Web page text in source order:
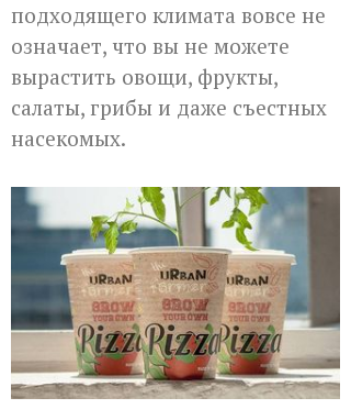
подходящего климата вовсе не
означает, что вы не можете
вырастить овощи, фрукты,
салаты, грибы и даже съестных
насекомых.